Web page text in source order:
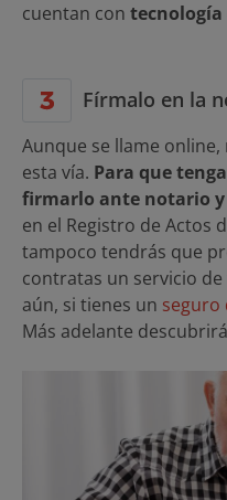
cuentan con
Fírmalo en la
Aunque se llame
esta vía. Para que
firmarlo ante notario
en el Registro de Actos
tampoco tendrás que
contratas un servicio
aún, si tienes un seguro
Más adelante